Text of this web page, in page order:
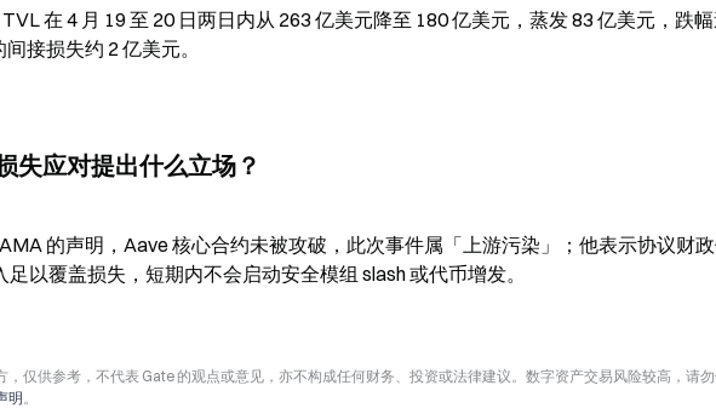
在 4 月 19 至 20 日两日内从 263 亿美元降至 180 亿美元，蒸发 83 亿美元，跌
接损失约 2 亿美元。
失应对提出什么立场？
的声明，Aave 核心合约未被攻破，此次事件属「上游污染」；他表示协议财
以覆盖损失，短期内不会启动安全模组 slash 或代币增发。
仅供参考，不代表 Gate 的观点或意见，亦不构成任何财务、投资或法律建议。数字资产交易风险较高，请
明。